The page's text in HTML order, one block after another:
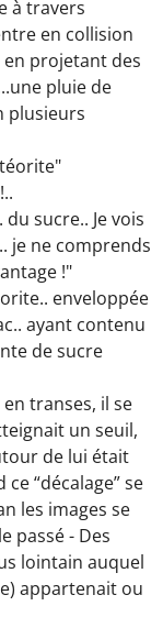
à travers
en collision
en projetant des
pluie de
plusieurs
sucre.. Je vois
je ne comprends
!"
enveloppée
ayant contenu
de sucre
transes, il se
un seuil,
de lui était
“décalage” se
les images se
passé - Des
lointain auquel
appartenait ou